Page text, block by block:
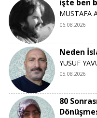
işte ben
MUSTAFA
06.08.2026
Neden
YUSUF
05.08.2026
80